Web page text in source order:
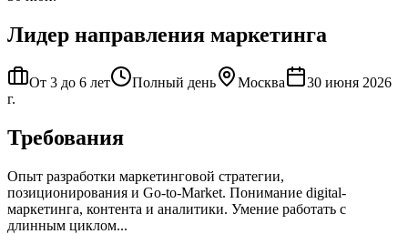
Лидер направления маркетинга
От 3 до 6 лет Полный день Москва
30 июня 2026
г.
Требования
Опыт разработки маркетинговой стратегии,
позиционирования и Go-to-Market. Понимание digital-
маркетинга, контента и аналитики. Умение работать с
длинным циклом...